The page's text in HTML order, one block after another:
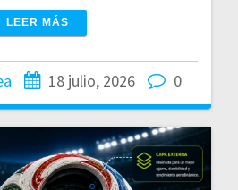
LEER MÁS
18 julio, 2026 0